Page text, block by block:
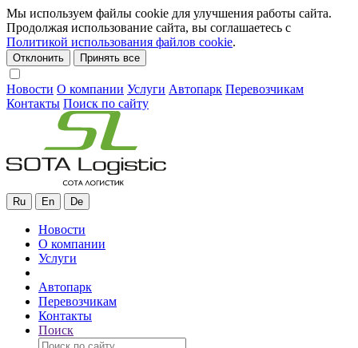
Мы используем файлы cookie для улучшения работы сайта.
Продолжая использование сайта, вы соглашаетесь с
Политикой использования файлов cookie.
Отклонить Принять все
Новости О компании Услуги Автопарк Перевозчикам
Контакты Поиск по сайту
Ru En De
Новости
О компании
Услуги
Автопарк
Перевозчикам
Контакты
Поиск